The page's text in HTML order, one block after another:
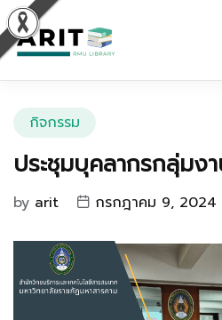
กิจกรรม
ประชุมบุคลากรกลุ่มง
by arit กรกฎาคม 9, 2024